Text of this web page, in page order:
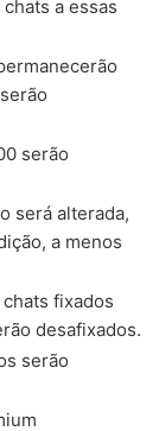
a essas
serão
será alterada,
a menos
fixados
desafixados.
serão